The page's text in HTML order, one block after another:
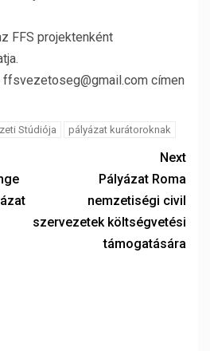
FFS projektenként
címen
Stúdiója pályázat kurátoroknak
Next
Pályázat Roma
nemzetiségi civil
szervezetek költségvetési
támogatására